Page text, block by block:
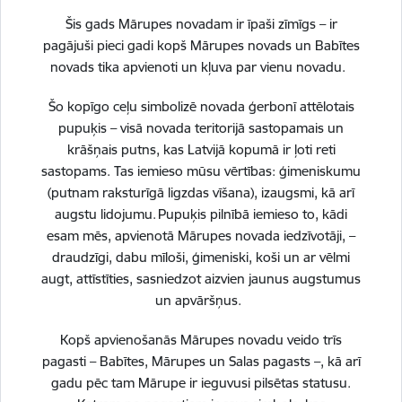
Šis gads Mārupes novadam ir īpaši zīmīgs – ir
pagājuši pieci gadi kopš Mārupes novads un Babītes
novads tika apvienoti un kļuva par vienu novadu.
Šo kopīgo ceļu simbolizē novada ģerbonī attēlotais
pupuķis – visā novada teritorijā sastopamais un
krāšņais putns, kas Latvijā kopumā ir ļoti reti
sastopams. Tas iemieso mūsu vērtības: ģimeniskumu
(putnam raksturīgā ligzdas vīšana), izaugsmi, kā arī
augstu lidojumu. Pupuķis pilnībā iemieso to, kādi
esam mēs, apvienotā Mārupes novada iedzīvotāji, –
draudzīgi, dabu mīloši, ģimeniski, koši un ar vēlmi
augt, attīstīties, sasniedzot aizvien jaunus augstumus
un apvāršņus.
Kopš apvienošanās Mārupes novadu veido trīs
pagasti – Babītes, Mārupes un Salas pagasts –, kā arī
gadu pēc tam Mārupe ir ieguvusi pilsētas statusu.
Vai šī informācija bija noderīga?
Sniegt atsauksmi